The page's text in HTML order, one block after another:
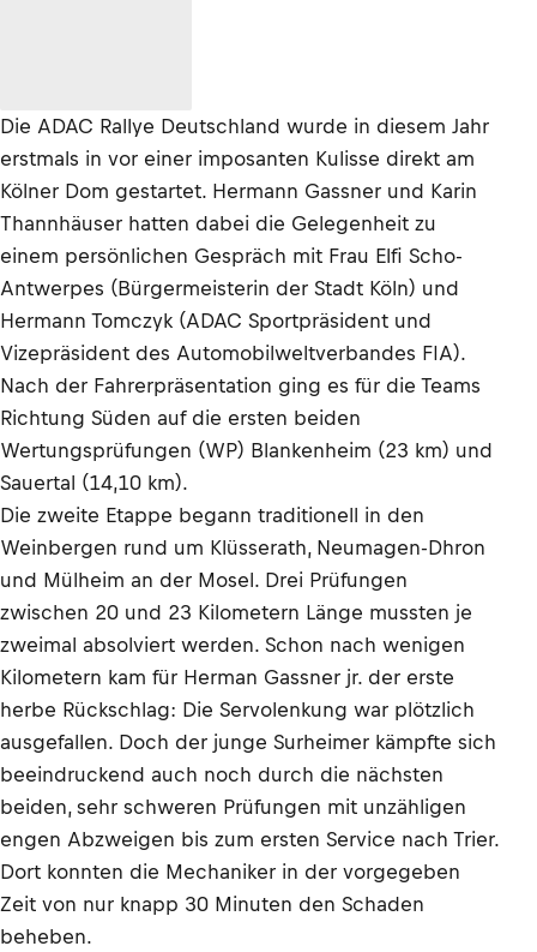
Die ADAC Rallye Deutschland wurde in diesem Jahr
erstmals in vor einer imposanten Kulisse direkt am
Kölner Dom gestartet. Hermann Gassner und Karin
Thannhäuser hatten dabei die Gelegenheit zu
einem persönlichen Gespräch mit Frau Elfi Scho-
Antwerpes (Bürgermeisterin der Stadt Köln) und
Hermann Tomczyk (ADAC Sportpräsident und
Vizepräsident des Automobilweltverbandes FIA).
Nach der Fahrerpräsentation ging es für die Teams
Richtung Süden auf die ersten beiden
Wertungsprüfungen (WP) Blankenheim (23 km) und
Sauertal (14,10 km).
Die zweite Etappe begann traditionell in den
Weinbergen rund um Klüsserath, Neumagen-Dhron
und Mülheim an der Mosel. Drei Prüfungen
zwischen 20 und 23 Kilometern Länge mussten je
zweimal absolviert werden. Schon nach wenigen
Kilometern kam für Herman Gassner jr. der erste
herbe Rückschlag: Die Servolenkung war plötzlich
ausgefallen. Doch der junge Surheimer kämpfte sich
beeindruckend auch noch durch die nächsten
beiden, sehr schweren Prüfungen mit unzähligen
engen Abzweigen bis zum ersten Service nach Trier.
Dort konnten die Mechaniker in der vorgegeben
Zeit von nur knapp 30 Minuten den Schaden
beheben.